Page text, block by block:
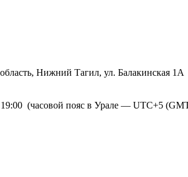
Нижний Тагил, ул. Балакинская 1А
(часовой пояс в Урале — UTC+5